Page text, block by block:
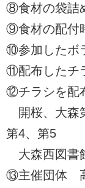
⑧食材の袋詰
⑨食材の配付
⑩参加したボ
⑪配布したチ
⑫チラシを配
開桜、大森
第4、第5
大森西図書
⑬主催団体 高